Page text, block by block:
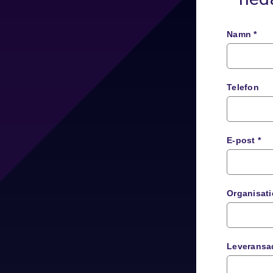
Namn *
Telefon
E-post *